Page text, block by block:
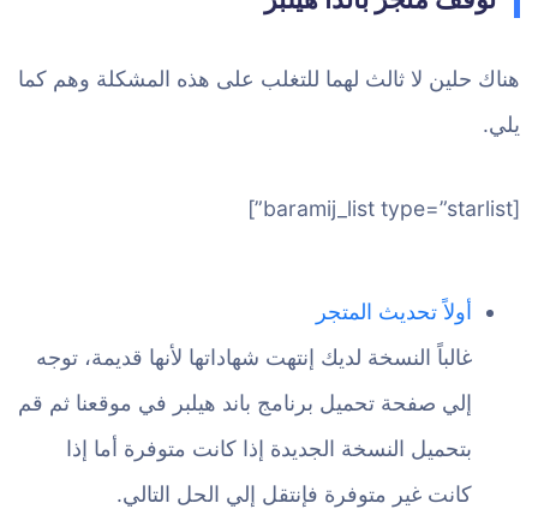
هناك حلين لا ثالث لهما للتغلب على هذه المشكلة وهم كما
يلي.
[baramij_list type=”starlist”]
أولاً تحديث المتجر
غالباً النسخة لديك إنتهت شهاداتها لأنها قديمة، توجه
إلي صفحة تحميل برنامج باند هيلبر في موقعنا ثم قم
بتحميل النسخة الجديدة إذا كانت متوفرة أما إذا
كانت غير متوفرة فإنتقل إلي الحل التالي.